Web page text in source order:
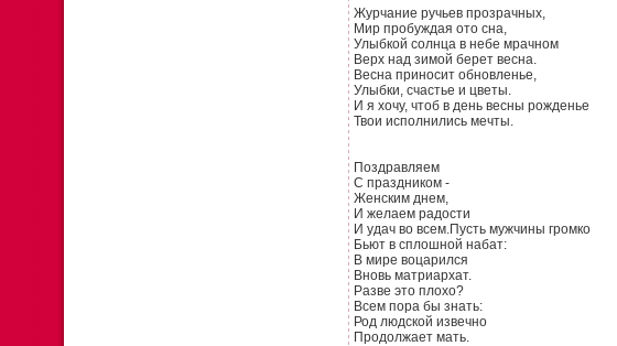
Журчание ручьев прозрачных,
Мир пробуждая ото сна,
Улыбкой солнца в небе мрачном
Верх над зимой берет весна.
Весна приносит обновленье,
Улыбки, счастье и цветы.
И я хочу, чтоб в день весны рожденье
Твои исполнились мечты.
Поздравляем
С праздником -
Женским днем,
И желаем радости
И удач во всем.Пусть мужчины громко
Бьют в сплошной набат:
В мире воцарился
Вновь матриархат.
Разве это плохо?
Всем пора бы знать:
Род людской извечно
Продолжает мать.